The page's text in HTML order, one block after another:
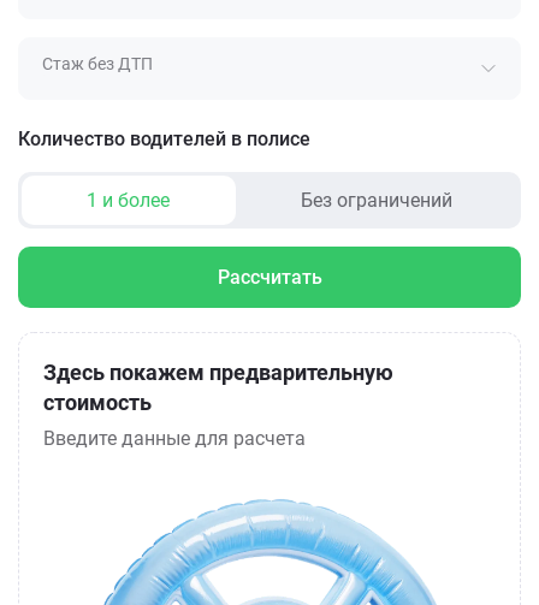
Стаж без ДТП
Количество водителей в полисе
1 и более Без ограничений
Рассчитать
Здесь покажем предварительную
стоимость
Введите данные для расчета